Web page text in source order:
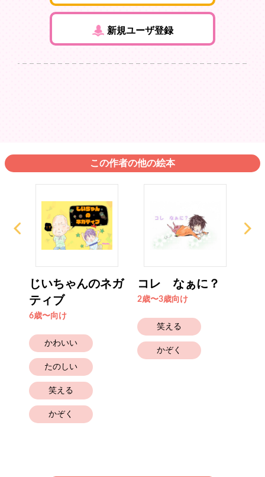
新規ユーザ登録
この作者の他の絵本
じいちゃんのネガ
ティブ
6歳〜向け
かわいい
たのしい
笑える
かぞく
コレ なぁに？
2歳〜3歳向け
笑える
かぞく